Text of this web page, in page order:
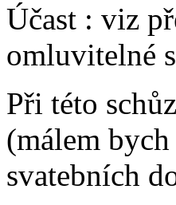
Účast : viz
omluvitelné
Při této
(málem
svatebních